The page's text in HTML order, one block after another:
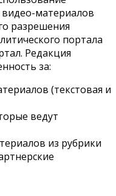
нового
работы по
дома по
видео-материалов
разрешения
портала
Редакция
за:
(текстовая и
ведут
из рубрики